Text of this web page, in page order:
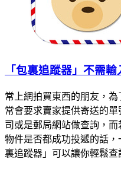
「包裏追蹤器」不需
常上網拍買東西的朋友，
常會要求賣家提供寄送的
司或是郵局網站做查詢，
物件是否都成功投遞的話
裏追蹤器」可以讓你輕鬆